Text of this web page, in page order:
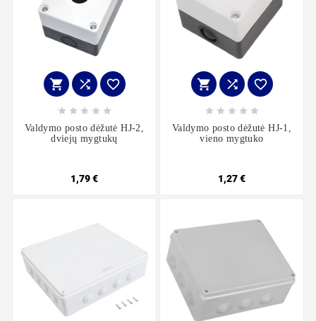
  
    
Valdymo posto dėžutė HJ-2,
dviejų mygtukų
1,79 €
  
    
Valdymo posto dėžutė HJ-1,
vieno mygtuko
1,27 €